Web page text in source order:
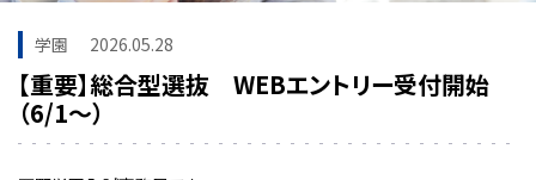
学園 2026.05.28
【重要】総合型選抜 WEBエントリー受付開始
（6/1～）